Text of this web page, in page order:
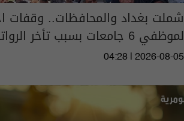
شملت بغداد والمحافظات.. وقفات
لموظفي 6 جامعات بسبب تأخر الرواتب
04:28 | 2026-08-05